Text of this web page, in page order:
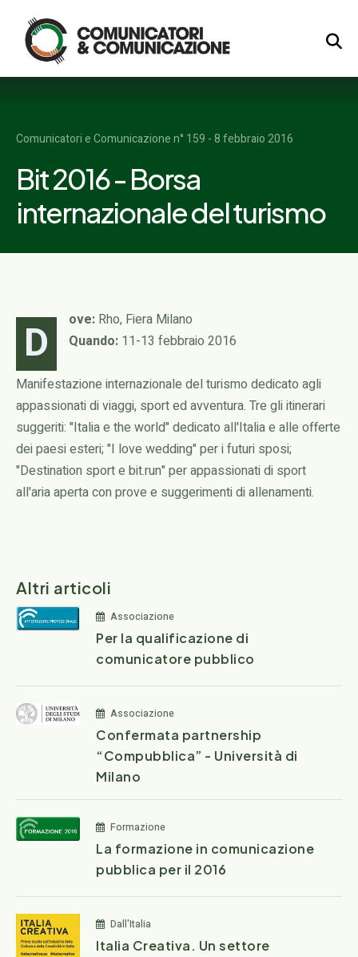
Logo
Comunicatori e Comunicazione n° 159 - 8 febbraio 2016
Bit 2016 - Borsa
internazionale del turismo
D ove: Rho, Fiera Milano
Quando: 11-13 febbraio 2016
Manifestazione internazionale del turismo dedicato agli
appassionati di viaggi, sport ed avventura. Tre gli itinerari
suggeriti: "Italia e the world" dedicato all'Italia e alle offerte
dei paesi esteri; "I love wedding" per i futuri sposi;
"Destination sport e bit.run" per appassionati di sport
all'aria aperta con prove e suggerimenti di allenamenti.
Altri articoli
Associazione
Per la qualificazione di
comunicatore pubblico
Associazione
Confermata partnership
“Compubblica” - Università di
Milano
Formazione
La formazione in comunicazione
pubblica per il 2016
Dall'Italia
Italia Creativa. Un settore